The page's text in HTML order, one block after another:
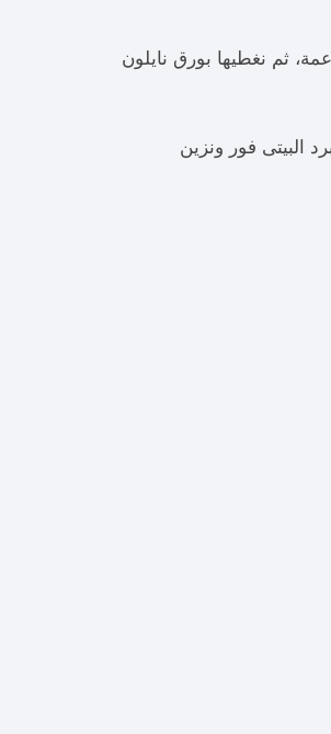
ثم نغطيها بورق نايلون
البيتى فور ونزين